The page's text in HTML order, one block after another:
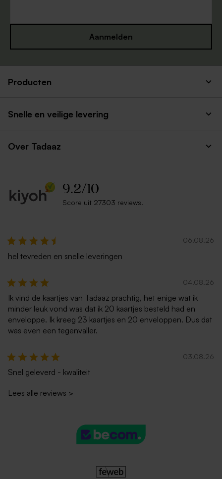
Aanmelden
Producten
Snelle en veilige levering
Over Tadaaz
9.2/10
Score uit 27303 reviews.
06.08.26
hel tevreden en snelle leveringen
04.08.26
Ik vind de kaartjes van Tadaaz prachtig, het enige wat ik
minder leuk vond was dat ik 20 kaartjes besteld had en
enveloppe. Ik kreeg 23 kaartjes en 20 enveloppen. Dus dat
was even een tegenvaller.
03.08.26
Snel geleverd - kwaliteit
Lees alle reviews >